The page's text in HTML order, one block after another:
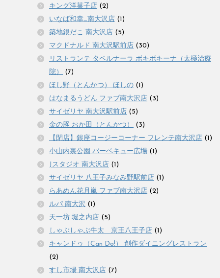
キング洋菓子店 (2)
いなば和幸_南大沢店 (1)
築地銀だこ 南大沢店 (5)
マクドナルド 南大沢駅前店 (30)
リストランテ タベルナーラ ボキボキーナ（太極治療
院）
(7)
ほし野（とんかつ） ほしの (1)
はなまるうどん ファブ南大沢店 (3)
サイゼリヤ 南大沢駅前店 (5)
金の豚 おか田（とんかつ）
(3)
【閉店】銀座コージーコーナー フレンテ南大沢店 (1)
小山内裏公園 バーベキュー広場 (1)
Jスタジオ 南大沢店 (1)
サイゼリヤ 八王子みなみ野駅前店 (1)
らあめん花月嵐 ファブ南大沢店 (2)
ルパ 南大沢 (1)
天一坊 堀之内店 (5)
しゃぶしゃぶ牛太 京王八王子店 (1)
キャンドゥ（Can Do!） 創作ダイニングレストラン
(2)
すし市場 南大沢店 (7)